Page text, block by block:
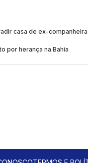
casa de ex-
por herança na Bahia